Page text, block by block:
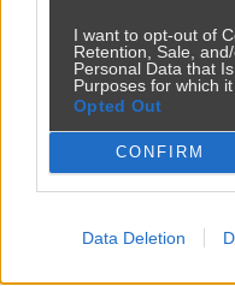
I want to opt-out of
Retention, Sale,
Personal Data that
Purposes for which it
Opted Out
CONFIRM
Data Deletion